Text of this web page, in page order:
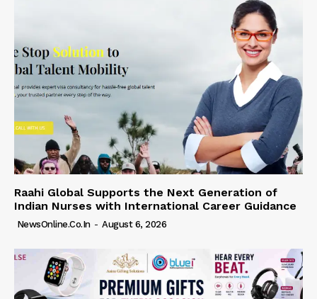
Raahi Global Supports the Next Generation of
Indian Nurses with International Career Guidance
NewsOnline.co.in - August 6, 2026